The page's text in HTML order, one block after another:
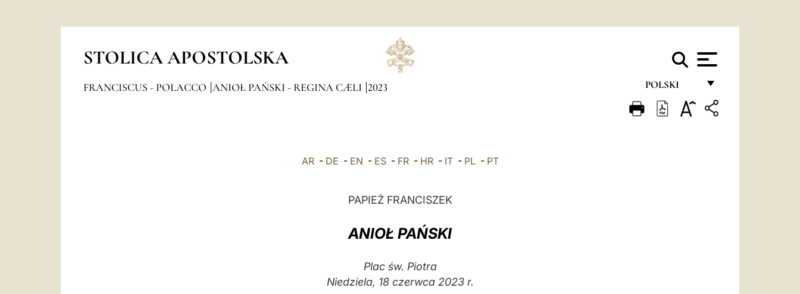
STOLICA APOSTOLSKA
POLSKI
FRANÇAIS
FRANCISCUS - POLACCO ANIOŁ PAŃSKI - REGINA CÆLI 2023
AR- DE - EN - ES- FR- HR- IT- PL- PT
PAPIEŻ FRANCISZEK
ANIOŁ PAŃSKI
Plac św. Piotra
Niedziela, 18 czerwca 2023 r.